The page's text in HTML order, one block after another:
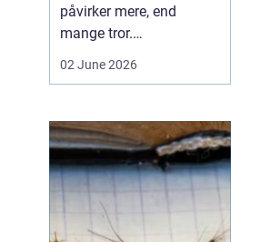
påvirker mere, end
mange tror.
virksomhedens
omdømme hænger tæt
sammen med, hvordan
kontorer, fællesarealer
og ejendomme bliver
holdt. Når vi taler om
02 June 2026